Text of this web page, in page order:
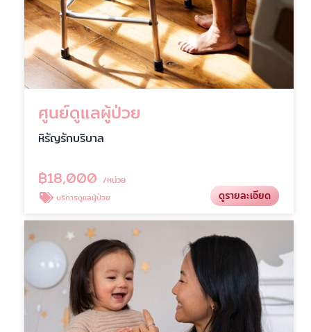
ศูนย์ดูแลผู้ป่วย
หิรัญรักบริบาล
฿18,000 /หน่วย
บริการดูแลผู้ป่วย ดูรายละเอียด